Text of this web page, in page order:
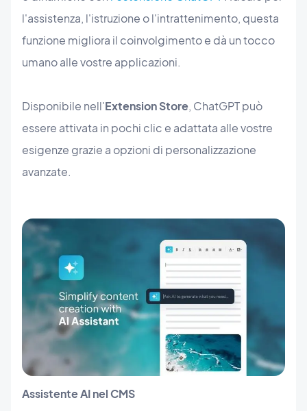
l'assistenza, l'istruzione o l'intrattenimento, questa
funzione migliora il coinvolgimento e dà un tocco
umano alle vostre applicazioni.
Disponibile nell'Extension Store, ChatGPT può
essere attivata in pochi clic e adattata alle vostre
esigenze grazie a opzioni di personalizzazione
avanzate.
Assistente AI nel CMS